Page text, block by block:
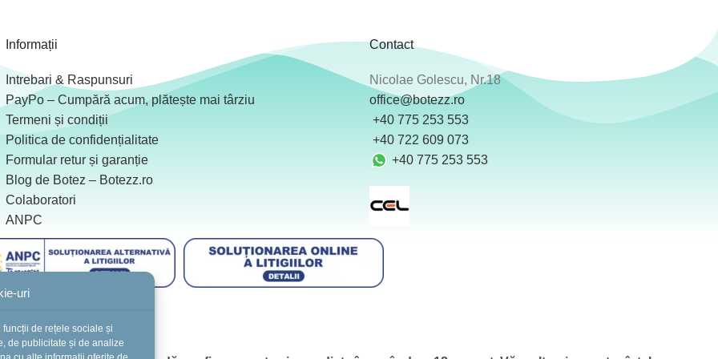
uri
de rețele sociale și
de publicitate și de analize
Informații
Intrebari & Raspunsuri
PayPo – Cumpără acum, plătește mai târziu
Termeni și condiții
Politica de confidențialitate
Formular retur și garanție
Blog de Botez – Botezz.ro
Colaboratori
ANPC
Contact
Nicolae Golescu, Nr.18
office@botezz.ro
+40 775 253 553
‪ +40 722 609 073
+40 775 253 553